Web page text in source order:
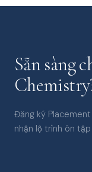
Sẵn sàng
Đăng ký
nhận lộ trình ôn